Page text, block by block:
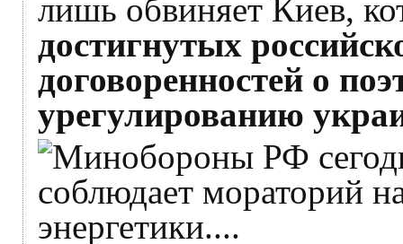
лишь обвиняет Киев,
достигнутых
договоренностей о
урегулированию